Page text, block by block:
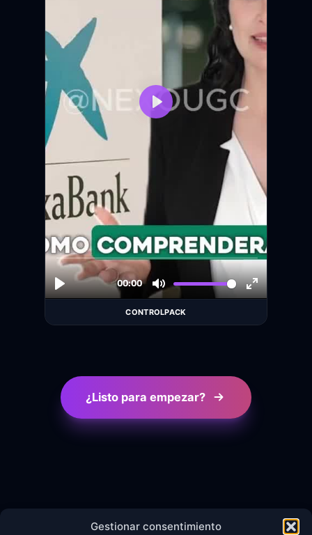
Gestionar consentimiento
CONTROLPACK
¿Listo para empezar?